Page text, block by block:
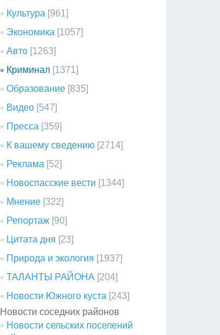
Культура [961]
Экономика [1057]
Авто [1263]
Криминал [1371]
Образование [835]
Видео [547]
Пресса [359]
К вашему сведению [2714]
Реклама [52]
Новоспасские вести [1344]
Мнение [322]
Репортаж [90]
Цитата дня [23]
Природа и экология [1937]
ТАЛАНТЫ РАЙОНА [204]
Новости Южного куста [243]
Новости соседних районов
Новости сельских поселений